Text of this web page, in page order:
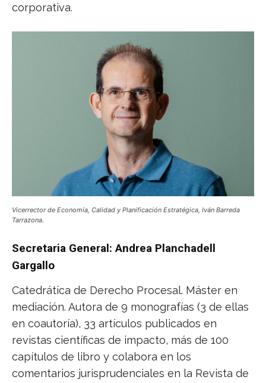
corporativa.
Vicerrector de Economía, Calidad y Planificación Estratégica, Iván Barreda
Tarrazona.
Secretaria General: Andrea Planchadell
Gargallo
Catedrática de Derecho Procesal. Máster en
mediación. Autora de 9 monografías (3 de ellas
en coautoría), 33 artículos publicados en
revistas científicas de impacto, más de 100
capítulos de libro y colabora en los
comentarios jurisprudenciales en la Revista de